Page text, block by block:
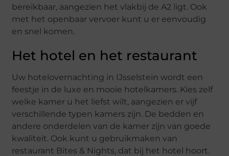
bereikbaar, aangezien het vlakbij de A2 ligt. Ook
met het openbaar vervoer kunt u er eenvoudig
en snel komen.
Het hotel en het restaurant
Uw hotelovernachting in IJsselstein wordt een
feestje in de luxe en mooie hotelkamers. Kies zelf
welke kamer u het liefst wilt, aangezien er vijf
verschillende typen kamers zijn. De bedden en
andere onderdelen van de kamer zijn van goede
kwaliteit. Ook kunt u gebruikmaken van
restaurant Bites & Nights, dat bij het hotel hoort.